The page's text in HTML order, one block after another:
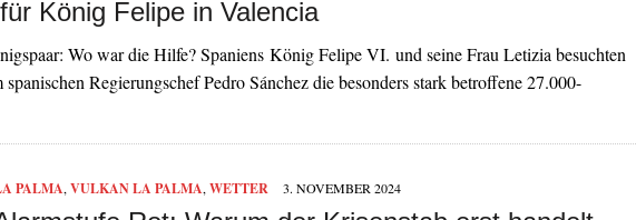
König Felipe in Valencia
Wo war die Hilfe? Spaniens König Felipe VI. und seine Frau Letizia besuchten
Regierungschef Pedro Sánchez die besonders stark betroffene 27.000-
PALMA, VULKAN LA PALMA, WETTER 3. NOVEMBER 2024